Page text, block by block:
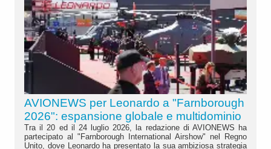
AVIONEWS per Leonardo a "Farnborough
2026": espansione globale e multidominio
Tra il 20 ed il 24 luglio 2026, la redazione di AVIONEWS ha
partecipato al "Farnborough International Airshow" nel Regno
Unito, dove Leonardo ha presentato la sua ambiziosa strategia